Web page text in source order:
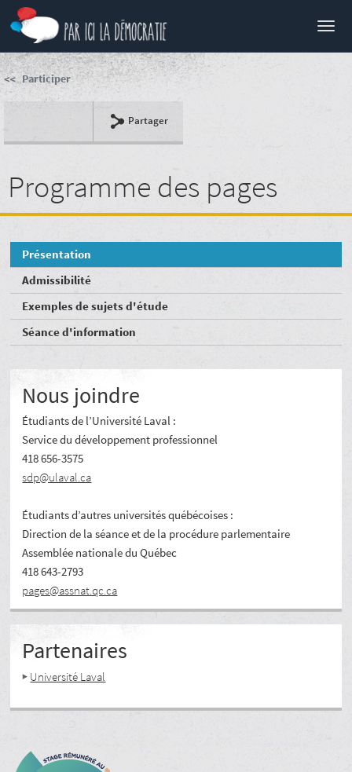
Menu
Participer
Partager
Programme des pages
Présentation
Admissibilité
Exemples de sujets d'étude
Séance d'information
Nous joindre
Étudiants de l’Université Laval :
Service du développement professionnel
418 656-3575
sdp@ulaval.ca
Étudiants d’autres universités québécoises :
Direction de la séance et de la procédure parlementaire
Assemblée nationale du Québec
418 643-2793
pages@assnat.qc.ca
Partenaires
Université Laval